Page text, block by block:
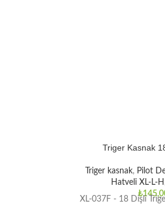
Triger Kasnak
Triger kasnak, Pilot
Hatveli XL-L-H
₺
XL-037F - 18 Dişli